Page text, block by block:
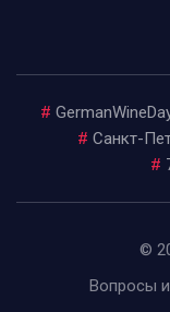
#
# Санкт-
#
©
Вопросы